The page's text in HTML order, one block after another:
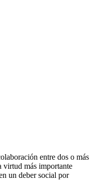
entre dos o más
virtud más importante
un deber social por